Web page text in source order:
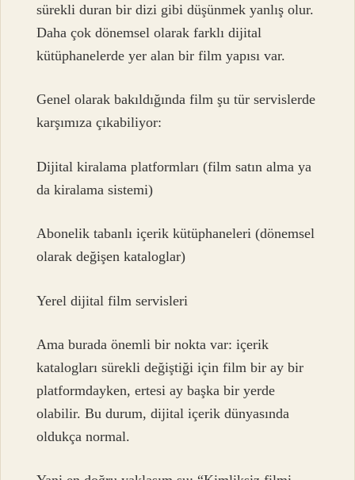
sürekli duran bir dizi gibi düşünmek yanlış olur.
Daha çok dönemsel olarak farklı dijital
kütüphanelerde yer alan bir film yapısı var.
Genel olarak bakıldığında film şu tür servislerde
karşımıza çıkabiliyor:
Dijital kiralama platformları (film satın alma ya
da kiralama sistemi)
Abonelik tabanlı içerik kütüphaneleri (dönemsel
olarak değişen kataloglar)
Yerel dijital film servisleri
Ama burada önemli bir nokta var: içerik
katalogları sürekli değiştiği için film bir ay bir
platformdayken, ertesi ay başka bir yerde
olabilir. Bu durum, dijital içerik dünyasında
oldukça normal.